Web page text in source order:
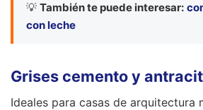
💡 También te puede interesar:
con leche
Grises cemento y
Ideales para casas de arquitectura